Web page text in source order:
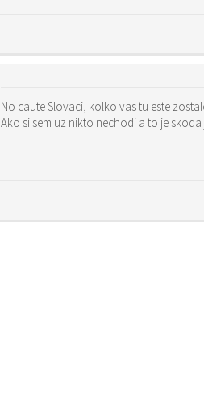
No caute Slovaci, kolko vas tu este
Ako si sem uz nikto nechodi a to je